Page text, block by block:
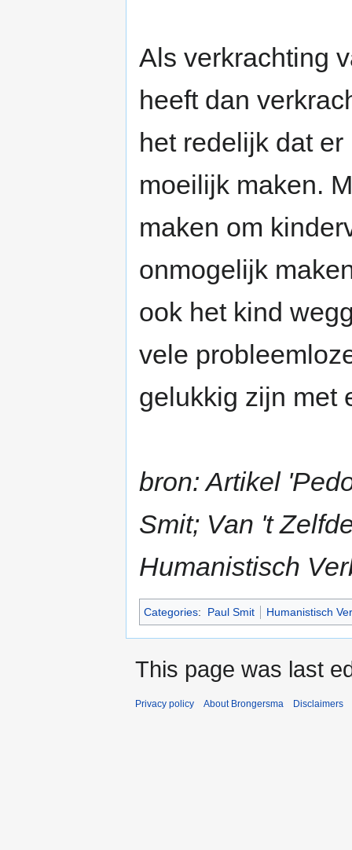
Als verkrachting
heeft dan
het redelijk dat
moeilijk maken.
maken om
onmogelijk
ook het kind
vele
gelukkig zijn met
bron: Artikel
Smit; Van 't
Humanistisch
Categories: Paul Smit Humanistisch
This page was last
Privacy policy About Brongersma Disclaimers